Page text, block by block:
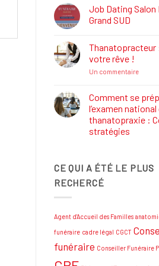
Rôle
Job Dating Salon
Grand SUD
sur
Dating
Salon
SUD
Thanatopracteur
votre rêve !
Un commentairesur
Réaliser
votre
rêve
!
Comment se
l’examen national
thanatopraxie :
stratégies
Comment
se
préparer
thanatopraxie
Conseils
stratégies
CE QUI A ÉTÉ LE PLUS
RECHERCÉ
Agent d'Accueil des Familles
funéraire cadre légal CGCT
funéraire Conseiller Funéraire